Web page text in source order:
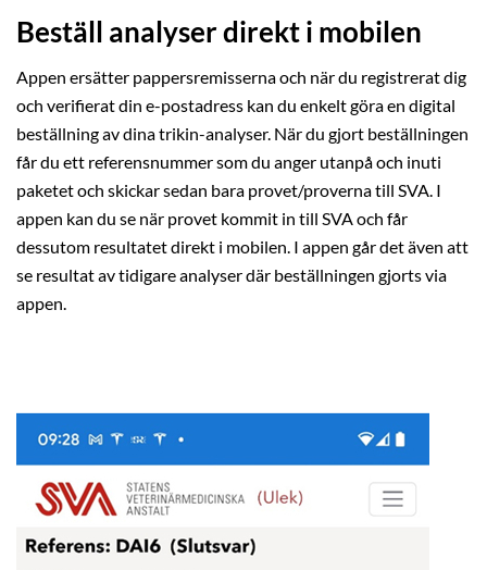
Beställ analyser direkt i mobilen
Appen ersätter pappersremisserna och när du registrerat dig
och verifierat din e-postadress kan du enkelt göra en digital
beställning av dina trikin-analyser. När du gjort beställningen
får du ett referensnummer som du anger utanpå och inuti
paketet och skickar sedan bara provet/proverna till SVA. I
appen kan du se när provet kommit in till SVA och får
dessutom resultatet direkt i mobilen. I appen går det även att
se resultat av tidigare analyser där beställningen gjorts via
appen.